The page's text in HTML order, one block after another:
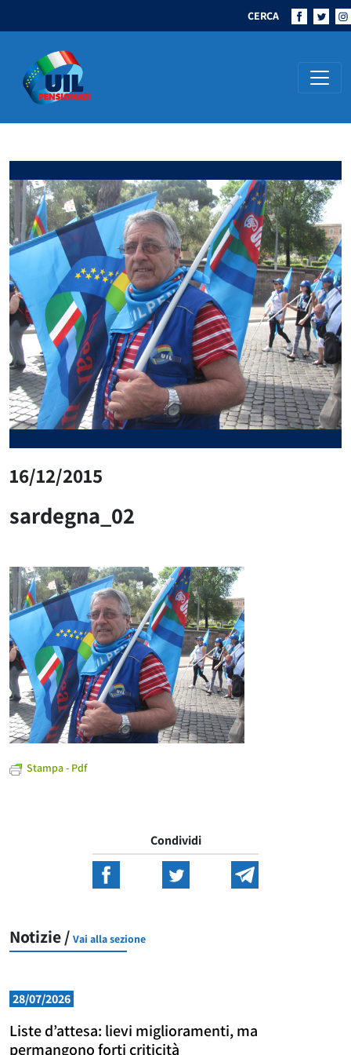
CERCA
Navigazione principale
16/12/2015
sardegna_02
Stampa - Pdf
Condividi
Notizie / Vai alla sezione
28/07/2026
Liste d’attesa: lievi miglioramenti, ma
permangono forti criticità